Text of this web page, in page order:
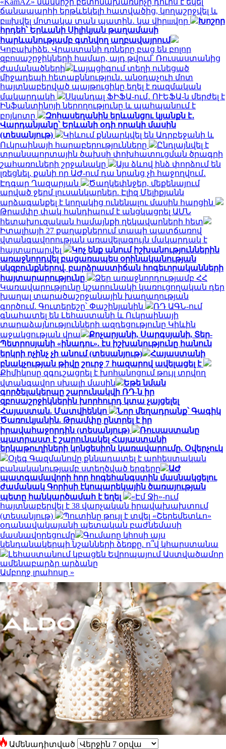
ճանապարհի երթևեկելի հատվածից, կողաշրջվել և
բшխվել մոտակա տան պատին․ կա վիրшվոր
Խոշոր
հրդեհ՝ Երևանի Սիլիկյան թաղամասի
հարևանությամբ գտնվող աղբավայրում
Կոբախիձե. Վրաստանի դռները բաց են բոլոր
զբոսաշրջիկների համար, այդ թվում՝ Ռուսաստանից
ժամանածների
Լայպցիգում տեղի ունեցած
միջադեպի հետաքննություն․ անօդաչուի մոտ
հայտնաբերված պայթուցիկը եղել է ռազմական
մակարդակի
Սկանդալ ՖԻՖԱ-ում․ ՈՒԵՖԱ-ն մերժել է
Ինֆանտինոյի ներողությունը և պահպանում է
բոյկոտը
Զոհասեղանին երևանցու կյանքն է․
Վարդանյանը՝ Երևանի օդի որակի մասին
(տեսանյութ)
Կիևում քննարկվել են Ադրբեջանի և
Ուկրաինայի հարաբերությունները
Ընդլայնվել է
տրանսպորտային ծախսի փոխհատուցման ծրագրի
շահառուների շրջանակը
Այս ձևով ինձ փորձում են
լռեցնել, քանի որ ԱԺ-ում դա նրանց չի հաջողվում․
Էդգար Ղազարյան
Ծաղկեփնջեր, մեքենայում
արված ջերմ լուսանկարներ. Էլիզ Մելիքյանն
արձագանքել է կողակից ունենալու մասին հարցին
Թրամփը փակ հանդիպում է անցկացրել ԱՄՆ
հետախուզական համայնքի ղեկավարների հետ
Իտալիայի 27 քաղաքներում տապի պատճառով
վտանգավորության առավելագույն մակարդակ է
հայտարարվել
Կոչ ենք անում իշխանություններին
առաջնորդվել բացառապես օրինականության
սկզբունքներով. բարձրաստիճան հոգեւորականների
հայտարարությունը
Ձեր առաջնորդությամբ ՀՀ
Կառավարությունը կշարունակի կառուցողական դեր
խաղալ տարածաշրջանային խաղաղության
գործում. Գուտերեշը՝ Փաշինյանին
ՌԴ ԱԳՆ-ում
գնահատել են Լեհաստանի և Ուկրաինայի
տարաձայնությունների ազդեցությունը Կիևին
աջակցության վրա
Քոչարյանի, Սարգսյանի, Տեր-
Պետրոսյանի «ինադու». էս իշխանությունը հանուն
երկրի ոչինչ չի անում (տեսանյութ)
Հայաստանի
բնակչության թիվը շուրջ 7 հազարով ավելացել է
Քիմիկոսը զգուշացրել է խոհանոցում թույլ տրվող
վտանգավոր սխալի մասին
Եթե նման
գործելակերպը շարունակվի ՌԴ-ն իր
զբոսաշրջիկներին խորհուրդ կտա չայցելել
Հայաստան. Մատվիենկո
Նոր մեղադրանք՝ Գագիկ
Ծառուկյանին. Թրամփը ընտրել է իր
իրավահաջորդին (տեսանյութ)
Ռուսաստանը
պատրաստ է շարունակել Հայաստանի
երկաթուղիների կոնցեսիոն կառավարումը. Օվերչուկ
Օլեգ Գազմանովը քննադատել է արհեստական
բանականությամբ ստեղծված երգերը
ԱԺ
պատգամավորի հոր հոգեհանգստին մասնակցելու
ժամանակ Գորիսի էկոպարեկային ծառայության
պետը հանկարծամահ է եղել
«Էմ Ջի»-ում
հայտնաբերվել է 38 վարչական իրավախախտում
(տեսանյութ)
Պուտինը թույլ է տվել «Շերեմետևո»
օդանավակայանի պետական բաժնեմասի
մասնավորեցումը
Գումարը կհոսի այս
կենդանակերպի նշանների ձեռքը. ո՞վ կհարստանա
Լեհաստանում կբացեն Եվրոպայում Աստվածամոր
ամենաբարձր արձանը
Ամբողջ լրահոսը »
Ամենադիտված